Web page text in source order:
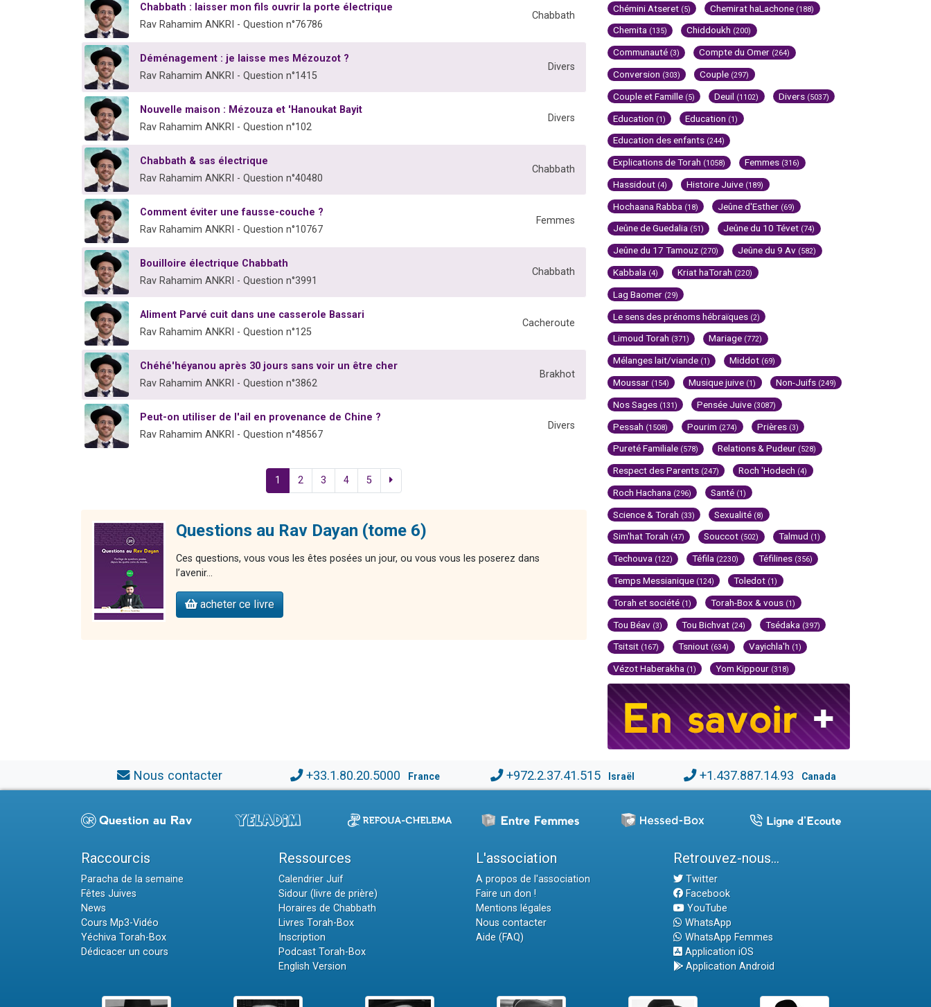
Chabbath : laisser mon fils ouvrir la porte électrique
Rav Rahamim ANKRI - Question n°76786
Chabbath
Déménagement : je laisse mes Mézouzot ?
Rav Rahamim ANKRI - Question n°1415
Divers
Nouvelle maison : Mézouza et 'Hanoukat Bayit
Rav Rahamim ANKRI - Question n°102
Divers
Chabbath & sas électrique
Rav Rahamim ANKRI - Question n°40480
Chabbath
Comment éviter une fausse-couche ?
Rav Rahamim ANKRI - Question n°10767
Femmes
Bouilloire électrique Chabbath
Rav Rahamim ANKRI - Question n°3991
Chabbath
Aliment Parvé cuit dans une casserole Bassari
Rav Rahamim ANKRI - Question n°125
Cacheroute
Chéhé'héyanou après 30 jours sans voir un être cher
Rav Rahamim ANKRI - Question n°3862
Brakhot
Peut-on utiliser de l'ail en provenance de Chine ?
Rav Rahamim ANKRI - Question n°48567
Divers
1 2 3 4 5
Questions au Rav Dayan (tome 6)
Ces questions, vous vous les êtes posées un jour, ou vous vous les poserez dans
l’avenir…
acheter ce livre
Chémini Atseret (5) Chemirat haLachone (188)
Chemita (135) Chiddoukh (200)
Communauté (3) Compte du Omer (264)
Conversion (303) Couple (297)
Couple et Famille (5) Deuil (1102) Divers (5037)
Education (1) Education (1)
Education des enfants (244)
Explications de Torah (1058) Femmes (316)
Hassidout (4) Histoire Juive (189)
Hochaana Rabba (18) Jeûne d'Esther (69)
Jeûne de Guedalia (51) Jeûne du 10 Tévet (74)
Jeûne du 17 Tamouz (270) Jeûne du 9 Av (582)
Kabbala (4) Kriat haTorah (220)
Lag Baomer (29)
Le sens des prénoms hébraïques (2)
Limoud Torah (371) Mariage (772)
Mélanges lait/viande (1) Middot (69)
Moussar (154) Musique juive (1) Non-Juifs (249)
Nos Sages (131) Pensée Juive (3087)
Pessah (1508) Pourim (274) Prières (3)
Pureté Familiale (578) Relations & Pudeur (528)
Respect des Parents (247) Roch 'Hodech (4)
Roch Hachana (296) Santé (1)
Science & Torah (33) Sexualité (8)
Sim'hat Torah (47) Souccot (502) Talmud (1)
Techouva (122) Téfila (2230) Téfilines (356)
Temps Messianique (124) Toledot (1)
Torah et société (1) Torah-Box & vous (1)
Tou Béav (3) Tou Bichvat (24) Tsédaka (397)
Tsitsit (167) Tsniout (634) Vayichla'h (1)
Vézot Haberakha (1) Yom Kippour (318)
Nous contacter +33.1.80.20.5000 France +972.2.37.41.515 Israël +1.437.887.14.93 Canada
Raccourcis
Paracha de la semaine
Fêtes Juives
News
Cours Mp3-Vidéo
Yéchiva Torah-Box
Dédicacer un cours
Ressources
Calendrier Juif
Sidour (livre de prière)
Horaires de Chabbath
Livres Torah-Box
Inscription
Podcast Torah-Box
English Version
L'association
A propos de l'association
Faire un don !
Mentions légales
Nous contacter
Aide (FAQ)
Retrouvez-nous...
Twitter
Facebook
YouTube
WhatsApp
WhatsApp Femmes
Application iOS
Application Android